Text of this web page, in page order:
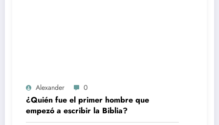
Alexander 0
¿Quién fue el primer hombre que
empezó a escribir la Biblia?